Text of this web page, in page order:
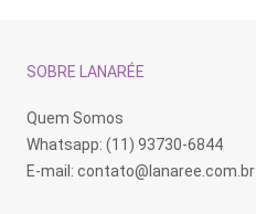
SOBRE LANARÉE
Quem Somos
Whatsapp: (11) 93730-6844
E-mail: contato@lanaree.com.br